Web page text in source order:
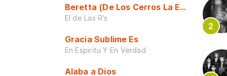
Beretta (De Los Cerros La Escuela)
El de Las R's
Gracia Sublime Es
En Espiritu Y En Verdad
Alaba a Dios